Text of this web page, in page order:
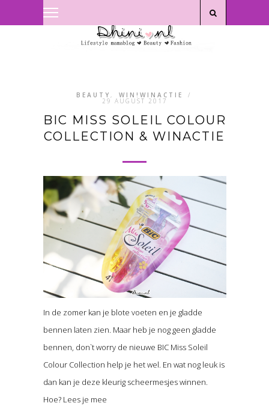
BEAUTY , WIN!WINACTIE /
29 AUGUST 2017
BIC MISS SOLEIL COLOUR
COLLECTION & WINACTIE
In de zomer kan je blote voeten en je gladde
bennen laten zien. Maar heb je nog geen gladde
bennen, don`t worry de nieuwe BIC Miss Soleil
Colour Collection help je het wel. En wat nog leuk is
dan kan je deze kleurig scheermesjes winnen.
Hoe? Lees je mee